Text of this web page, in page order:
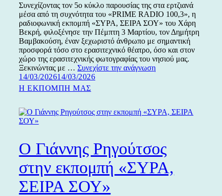
Συνεχίζοντας τον 5ο κύκλο παρουσίας της στα ερτζιανά
μέσα από τη συχνότητα του «PRIME RADIO 100,3», η
ραδιοφωνική εκπομπή «ΣΥΡΑ, ΣΕΙΡΑ ΣΟΥ» του Χάρη
Βεκρή, φιλοξένησε την Πέμπτη 3 Μαρτίου, τον Δημήτρη
Βαμβακούση, έναν ξεχωριστό άνθρωπο με σημαντική
προσφορά τόσο στο ερασιτεχνικό θέατρο, όσο και στον
χώρο της ερασιτεχνικής φωτογραφίας του νησιού μας.
Ξεκινώντας με …Συνεχίστε την ανάγνωσηΟ
«ΣΥΡΑ,
Δημοσιεύτηκε
την
14/03/202614/03/2026
Κατηγορίες
Η ΕΚΠΟΜΠΗ ΜΑΣ
Ο Γιάννης Ρηγούτσος
στην εκπομπή «ΣΥΡΑ,
ΣΕΙΡΑ ΣΟΥ»